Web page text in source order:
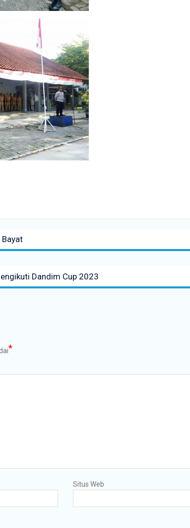
Bayat
Dandim Cup 2023
*
Situs Web